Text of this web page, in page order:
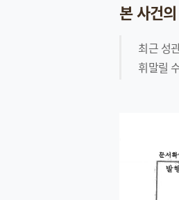
본 사건
최근 성
휘말릴